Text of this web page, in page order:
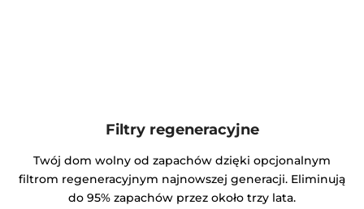
Filtry regeneracyjne
Twój dom wolny od zapachów dzięki opcjonalnym
filtrom regeneracyjnym najnowszej generacji. Eliminują
do 95% zapachów przez około trzy lata.